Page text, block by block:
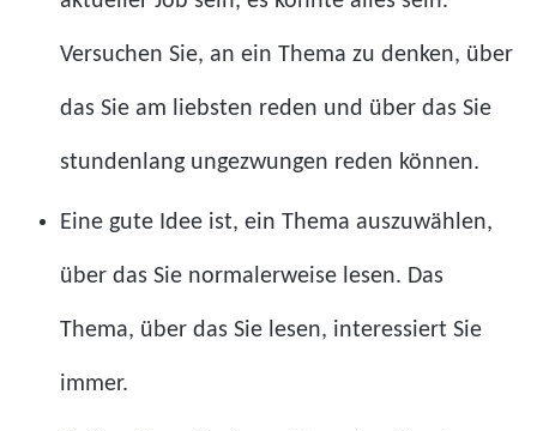
Versuchen Sie, an ein Thema zu denken, über
das Sie am liebsten reden und über das Sie
stundenlang ungezwungen reden können.
Eine gute Idee ist, ein Thema auszuwählen,
über das Sie normalerweise lesen. Das
Thema, über das Sie lesen, interessiert Sie
immer.